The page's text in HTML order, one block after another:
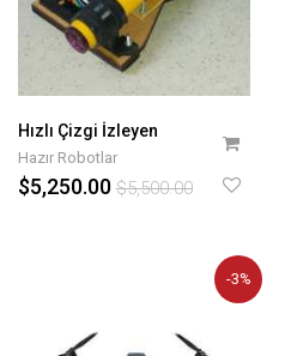
Hızlı Çizgi İzleyen
Hazır Robotlar
$5,250.00$5,500.00
-3%